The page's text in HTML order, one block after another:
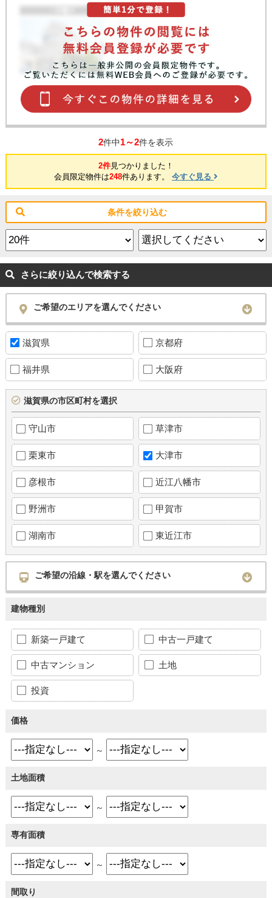
2件中1～2件を表示
2件見つかりました！
会員限定物件は248件あります。 今すぐ見る
条件を絞り込む
さらに絞り込んで検索する
ご希望のエリアを選んでください
滋賀県 京都府
福井県 大阪府
滋賀県の市区町村を選択
守山市 草津市
栗東市 大津市
彦根市 近江八幡市
野洲市 甲賀市
湖南市 東近江市
ご希望の沿線・駅を選んでください
建物種別
新築一戸建て 中古一戸建て
中古マンション 土地
投資
価格
～
土地面積
～
専有面積
～
間取り